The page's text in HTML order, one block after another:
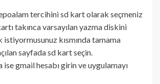
tercihini sd kart olarak seçmeniz
takınca varsayılan yazma diskini
kısmında tamama
sayfada sd kart seçin.
gmail hesabı girin ve uygulamayı